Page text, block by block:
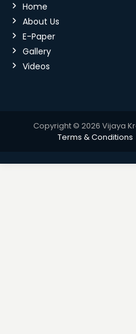
Home
About Us
E-Paper
Gallery
Videos
Copyright © 2026 Vijaya
Terms & Conditions